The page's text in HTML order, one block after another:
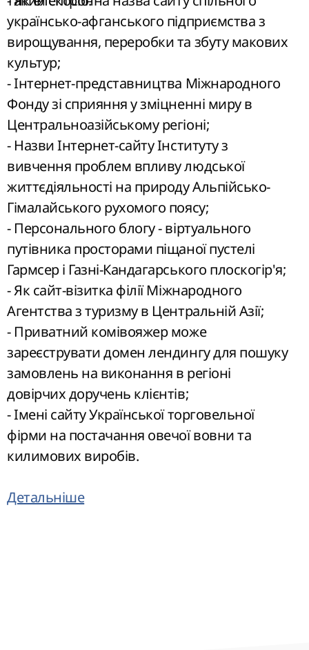
українсько-афганського підприємства з
вирощування, переробки та збуту макових
культур;
- Інтернет-представництва Міжнародного
Фонду зі сприяння у зміцненні миру в
Центральноазійському регіоні;
- Назви Інтернет-сайту Інституту з
вивчення проблем впливу людської
життєдіяльності на природу Альпійсько-
Гімалайського рухомого поясу;
- Персонального блогу - віртуального
путівника просторами піщаної пустелі
Гармсер і Газні-Кандагарського плоскогір'я;
- Як сайт-візитка філії Міжнародного
Агентства з туризму в Центральній Азії;
- Приватний комівояжер може
зареєструвати домен лендингу для пошуку
замовлень на виконання в регіоні
довірчих доручень клієнтів;
- Імені сайту Української торговельної
фірми на постачання овечої вовни та
килимових виробів.
Детальніше